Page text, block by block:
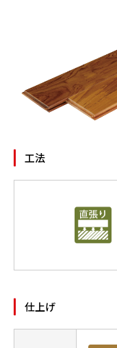
サステナビリティ
工法
仕上げ